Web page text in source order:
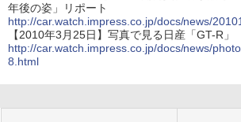
年後の姿」リポート
http://car.watch.impress.co.jp/docs/news/
【2010年3月25日】写真で見る日産「GT-R」
http://car.watch.impress.co.jp/docs/news/
8.html